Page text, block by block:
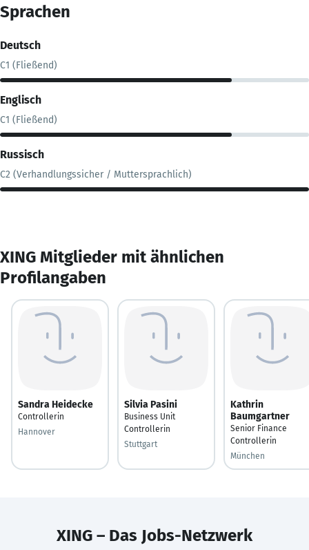
Sprachen
Deutsch
C1 (Fließend)
Englisch
C1 (Fließend)
Russisch
C2 (Verhandlungssicher / Muttersprachlich)
XING Mitglieder mit ähnlichen
Profilangaben
Sandra Heidecke
Controllerin
Hannover
Silvia Pasini
Business Unit
Controllerin
Stuttgart
Kathrin
Baumgartner
Senior Finance
Controllerin
München
XING – Das Jobs-Netzwerk